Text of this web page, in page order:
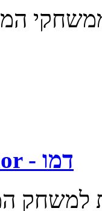
Medal of Honor - דמו